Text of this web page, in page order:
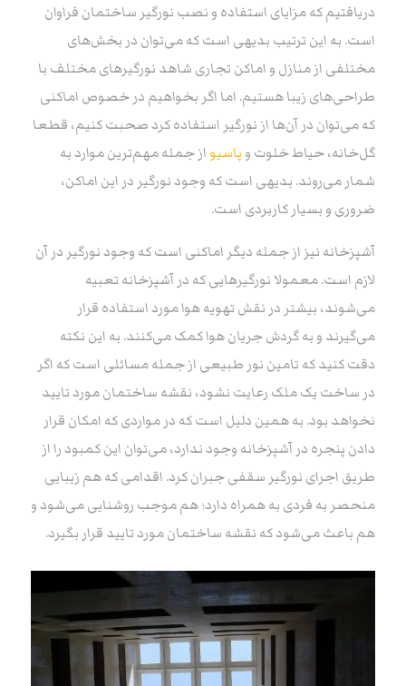
دریافتیم که مزایای استفاده و نصب نورگیر ساختمان فراوان
است. به این ترتیب بدیهی است که می‌توان در بخش‌های
مختلفی از منازل و اماکن تجاری شاهد نورگیرهای مختلف با
طراحی‌های زیبا هستیم. اما اگر بخواهیم در خصوص اماکنی
که می‌توان در آن‌ها از نورگیر استفاده کرد صحبت کنیم، قطعا
گل‌خانه، حیاط خلوت و پاسیو از جمله مهم‌ترین موارد به
شمار می‌روند. بدیهی است که وجود نورگیر در این اماکن،
ضروری و بسیار کاربردی است.
آشپزخانه نیز از جمله دیگر اماکنی است که وجود نورگیر در آن
لازم است. معمولا نورگیرهایی که در آشپزخانه تعبیه
می‌شوند، بیشتر در نقش تهویه هوا مورد استفاده قرار
می‌گیرند و به گردش جریان هوا کمک می‌کنند. به این نکته
دقت کنید که تامین نور طبیعی از جمله مسائلی است که اگر
در ساخت یک ملک رعایت نشود، نقشه ساختمان مورد تایید
نخواهد بود. به همین دلیل است که در مواردی که امکان قرار
دادن پنجره در آشپزخانه وجود ندارد، می‌توان این کمبود را از
طریق اجرای نورگیر سقفی جبران کرد. اقدامی که هم زیبایی
منحصر به فردی به همراه دارد؛ هم موجب روشنایی می‌شود و
هم باعث می‌شود که نقشه ساختمان مورد تایید قرار بگیرد.